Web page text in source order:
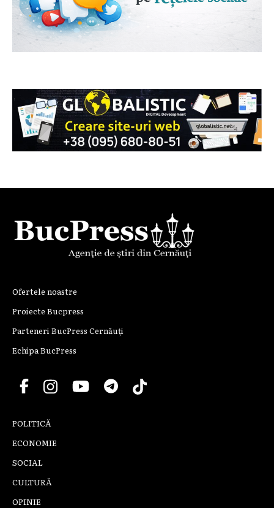
Ofertele noastre
Proiecte Bucpress
Parteneri BucPress Cernăuți
Echipa BucPress
POLITICĂ
ECONOMIE
SOCIAL
CULTURĂ
OPINIE